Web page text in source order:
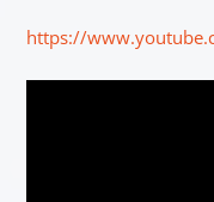
https://